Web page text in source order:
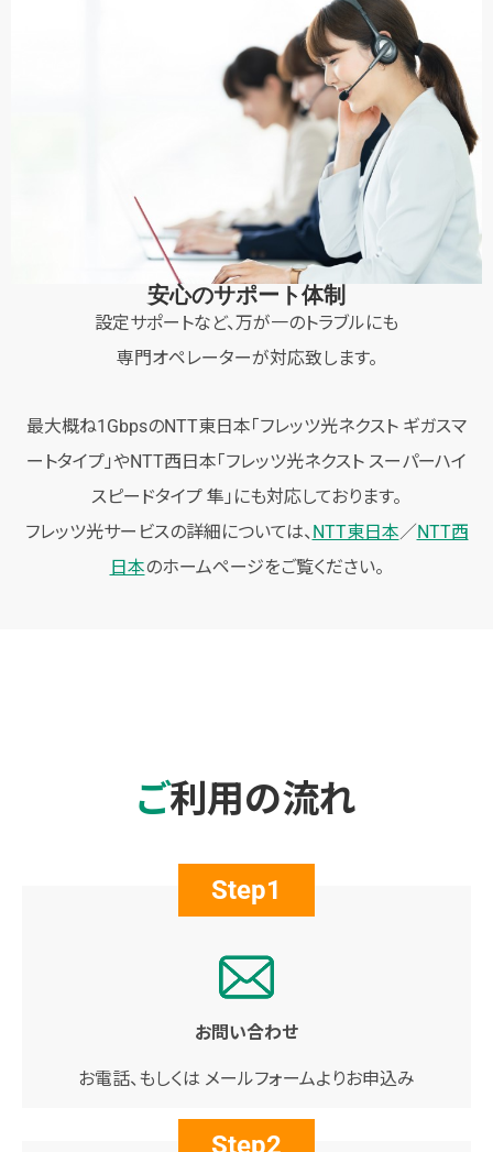
安心のサポート体制
設定サポートなど、万が一のトラブルにも
専門オペレーターが対応致します。
最大概ね1GbpsのNTT東日本「フレッツ光ネクスト ギガスマ
ートタイプ」やNTT西日本「フレッツ光ネクスト スーパーハイ
スピードタイプ 隼」にも対応しております。
フレッツ光サービスの詳細については、 NTT東日本／NTT西
日本のホームページをご覧ください。
ご利用の流れ
Step1
お問い合わせ
お電話、もしくは メールフォームよりお申込み
Step2